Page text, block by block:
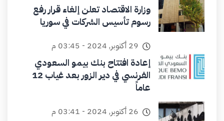
وزارة الاقتصاد تعلن إلغاء قرار رفع
رسوم تأسيس الشركات في سوريا
29 أكتوبر, 2024 - 03:45 م
إعادة افتتاح بنك بيمو السعودي
الفرنسي في دير الزور بعد غياب 12
عاماً
26 أكتوبر, 2024 - 03:41 م